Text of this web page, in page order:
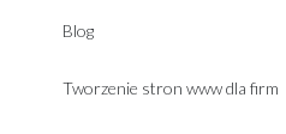
Blog
Tworzenie stron www dla firm